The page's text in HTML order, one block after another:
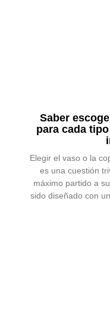
Saber
para cada
Elegir el vaso o la
es una cuestión
máximo partido a
sido diseñado con